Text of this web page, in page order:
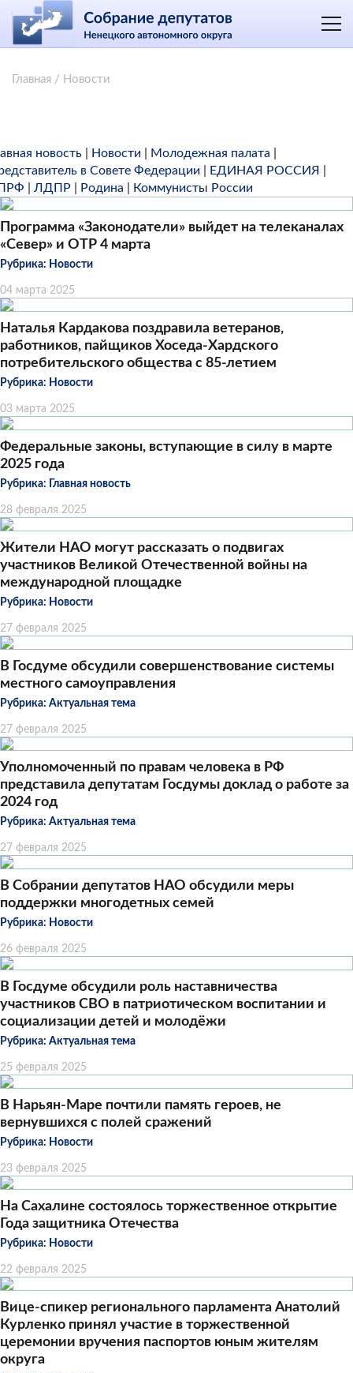
Главная / Новости
новость Новости Молодежная палата
в Совете Федерации
ЕДИНАЯ РОССИЯ
ЛДПР Родина Коммунисты России
Программа «Законодатели» выйдет на телеканалах
«Север» и ОТР 4 марта
Рубрика: Новости
04 марта 2025
Наталья Кардакова поздравила ветеранов,
работников, пайщиков Хоседа-Хардского
потребительского общества с 85-летием
Рубрика: Новости
03 марта 2025
Федеральные законы, вступающие в силу в марте
2025 года
Рубрика: Главная новость
28 февраля 2025
Жители НАО могут рассказать о подвигах
участников Великой Отечественной войны на
международной площадке
Рубрика: Новости
27 февраля 2025
В Госдуме обсудили совершенствование системы
местного самоуправления
Рубрика: Актуальная тема
27 февраля 2025
Уполномоченный по правам человека в РФ
представила депутатам Госдумы доклад о работе за
2024 год
Рубрика: Актуальная тема
27 февраля 2025
В Собрании депутатов НАО обсудили меры
поддержки многодетных семей
Рубрика: Новости
26 февраля 2025
В Госдуме обсудили роль наставничества
участников СВО в патриотическом воспитании и
социализации детей и молодёжи
Рубрика: Актуальная тема
25 февраля 2025
В Нарьян-Маре почтили память героев, не
вернувшихся с полей сражений
Рубрика: Новости
23 февраля 2025
На Сахалине состоялось торжественное открытие
Года защитника Отечества
Рубрика: Новости
22 февраля 2025
Вице-спикер регионального парламента Анатолий
Курленко принял участие в торжественной
церемонии вручения паспортов юным жителям
округа